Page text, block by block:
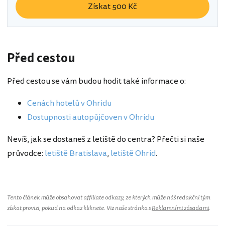
Získat 500 Kč
Před cestou
Před cestou se vám budou hodit také informace o:
Cenách hotelů v Ohridu
Dostupnosti autopůjčoven v Ohridu
Nevíš, jak se dostaneš z letiště do centra? Přečti si naše
průvodce: letiště Bratislava, letiště Ohrid.
Tento článek může obsahovat affiliate odkazy, ze kterých může náš redakční tým
získat provizi, pokud na odkaz kliknete. Viz naše stránka sReklamními zásadami.